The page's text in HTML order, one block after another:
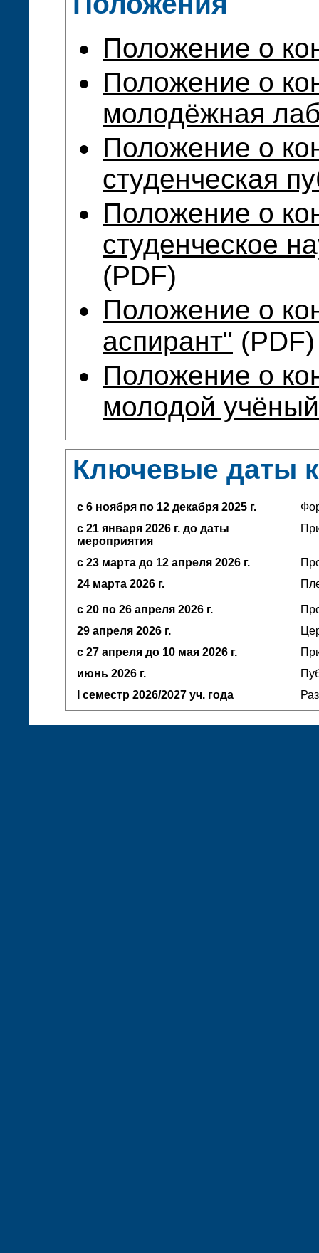
Положение о
Положение о
молодёжная
Положение о
студенческая
Положение о
студенческое
(PDF)
Положение о
аспирант" (PDF)
Положение о
молодой
Ключевые даты
с 6 ноября по 12 декабря 2025 г.
с 21 января 2026 г. до даты
мероприятия
с 23 марта до 12 апреля 2026 г.
24 марта 2026 г.
с 20 по 26 апреля 2026 г.
29 апреля 2026 г.
с 27 апреля до 10 мая 2026 г.
июнь 2026 г.
I семестр 2026/2027 уч. года